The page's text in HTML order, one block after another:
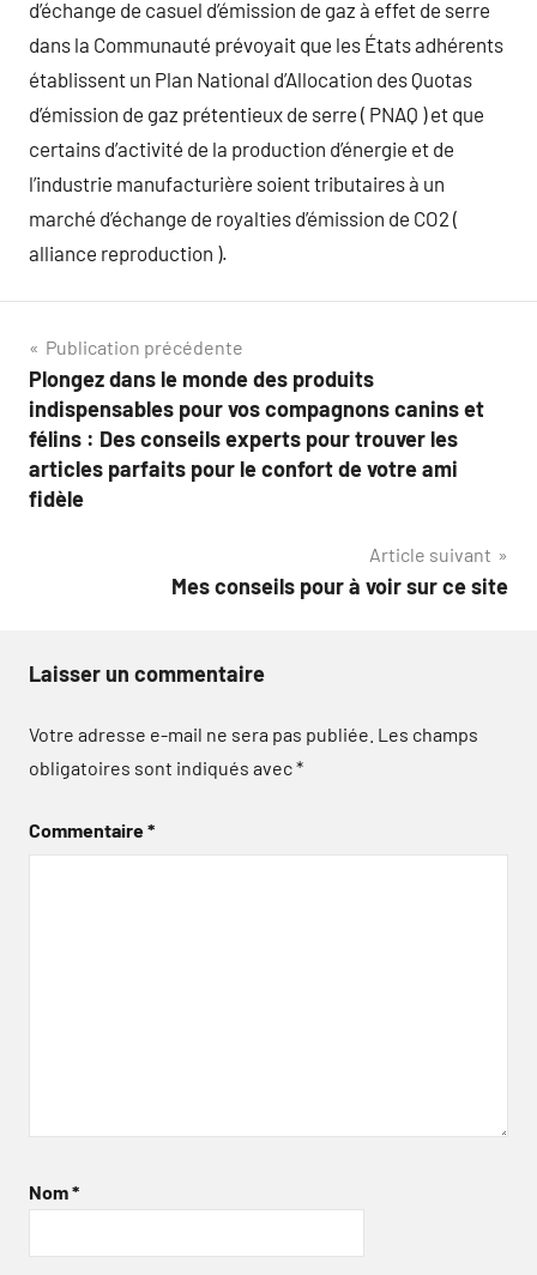
d’échange de casuel d’émission de gaz à effet de serre
dans la Communauté prévoyait que les États adhérents
établissent un Plan National d’Allocation des Quotas
d’émission de gaz prétentieux de serre ( PNAQ ) et que
certains d’activité de la production d’énergie et de
l’industrie manufacturière soient tributaires à un
marché d’échange de royalties d’émission de CO2 (
alliance reproduction ).
Navigation
de
l’article
Publication précédente
Plongez dans le monde des produits
indispensables pour vos compagnons canins et
félins : Des conseils experts pour trouver les
articles parfaits pour le confort de votre ami
fidèle
Article suivant
Mes conseils pour à voir sur ce site
Laisser un commentaire
Votre adresse e-mail ne sera pas publiée. Les champs
obligatoires sont indiqués avec*
Commentaire*
Nom*